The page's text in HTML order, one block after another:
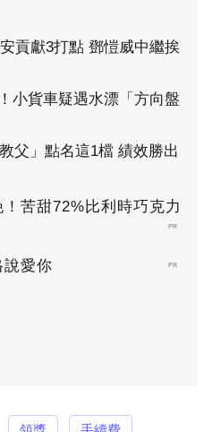
貢獻3打點 鄧愷威中繼挨
小貨車疑遇水漂「方向盤
父」點名這1檔 績效勝出
苦甜72%比利時巧克力
PR
說愛你 PR